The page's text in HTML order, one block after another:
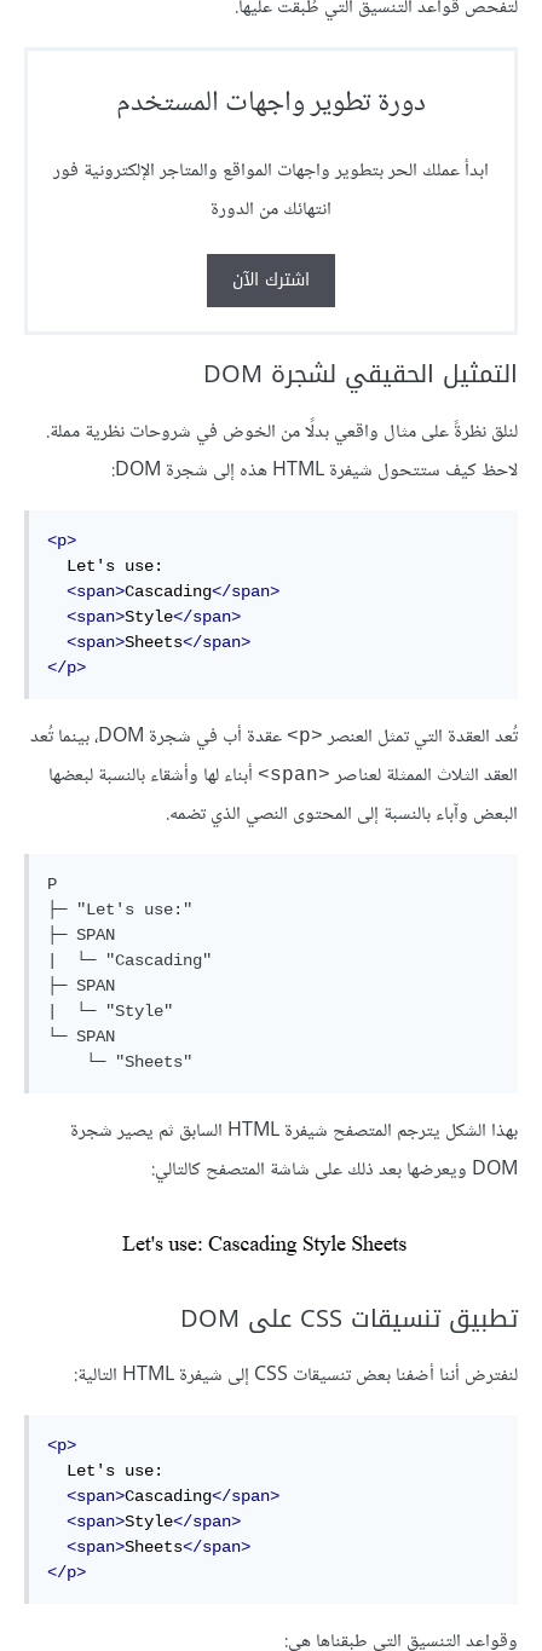
لتفحص قواعد التنسيق التي طُبقت عليها.
دورة تطوير واجهات المستخدم
ابدأ عملك الحر بتطوير واجهات المواقع والمتاجر الإلكترونية فور
انتهائك من الدورة
اشترك الآن
التمثيل الحقيقي لشجرة DOM
لنلق نظرةً على مثال واقعي بدلًا من الخوض في شروحات نظرية مملة.
لاحظ كيف ستتحول شيفرة HTML هذه إلى شجرة DOM:
<p>
<span>Cascading</span>
<span>Style</span>
<span>Sheets</span>
</p>
تُعد العقدة التي تمثل العنصر <p>
عقدة أب في شجرة DOM، بينما تُعد
العقد الثلاث الممثلة لعناصر <span>
أبناء لها وأشقاء بالنسبة لبعضها
البعض وآباء بالنسبة إلى المحتوى النصي الذي تضمه.
P
├─ "Let's use:"
├─ SPAN
|  └─ "Cascading"
├─ SPAN
|  └─ "Style"
└─ SPAN
بهذا الشكل يترجم المتصفح شيفرة HTML السابق ثم يصير شجرة
DOM ويعرضها بعد ذلك على شاشة المتصفح كالتالي:
تطبيق تنسيقات CSS على DOM
لنفترض أننا أضفنا بعض تنسيقات CSS إلى شيفرة HTML التالية:
<p>
<span>Cascading</span>
<span>Style</span>
<span>Sheets</span>
</p>
وقواعد التنسيق التي طبقناها هي: